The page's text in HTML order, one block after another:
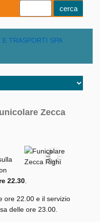
Zecca
22.30.
ore 22.00 e il servizio
delle ore 23.00.